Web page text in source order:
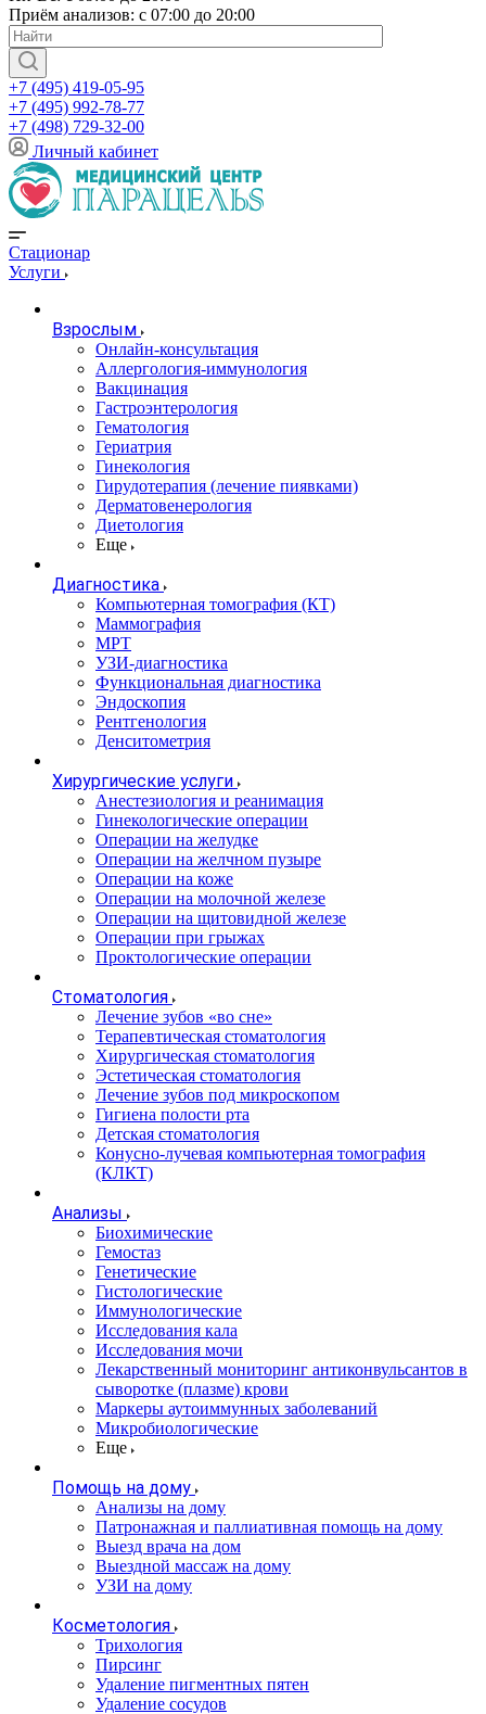
Приём анализов: с 07:00 до 20:00
+7 (495) 419-05-95
+7 (495) 992-78-77
+7 (498) 729-32-00
Личный кабинет
Стационар
Услуги
Взрослым
Онлайн-консультация
Аллергология-иммунология
Вакцинация
Гастроэнтерология
Гематология
Гериатрия
Гинекология
Гирудотерапия (лечение пиявками)
Дерматовенерология
Диетология
Еще
Диагностика
Компьютерная томография (КТ)
Маммография
МРТ
УЗИ-диагностика
Функциональная диагностика
Эндоскопия
Рентгенология
Денситометрия
Хирургические услуги
Анестезиология и реанимация
Гинекологические операции
Операции на желудке
Операции на желчном пузыре
Операции на коже
Операции на молочной железе
Операции на щитовидной железе
Операции при грыжах
Проктологические операции
Стоматология
Лечение зубов «во сне»
Терапевтическая стоматология
Хирургическая стоматология
Эстетическая стоматология
Лечение зубов под микроскопом
Гигиена полости рта
Детская стоматология
Конусно-лучевая компьютерная томография
(КЛКТ)
Анализы
Биохимические
Гемостаз
Генетические
Гистологические
Иммунологические
Исследования кала
Исследования мочи
Лекарственный мониторинг антиконвульсантов в
сыворотке (плазме) крови
Маркеры аутоиммунных заболеваний
Микробиологические
Еще
Помощь на дому
Анализы на дому
Патронажная и паллиативная помощь на дому
Выезд врача на дом
Выездной массаж на дому
УЗИ на дому
Косметология
Трихология
Пирсинг
Удаление пигментных пятен
Удаление сосудов